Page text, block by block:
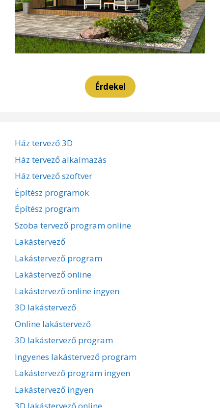
Érdekel
Ház tervező 3D
Ház tervező alkalmazás
Ház tervező szoftver
Építész programok
Építész program
Szoba tervező program online
Lakástervező
Lakástervező program
Lakástervező online
Lakástervező online ingyen
3D lakástervező
Online lakástervező
3D lakástervező program
Ingyenes lakástervező program
Lakástervező program ingyen
Lakástervező ingyen